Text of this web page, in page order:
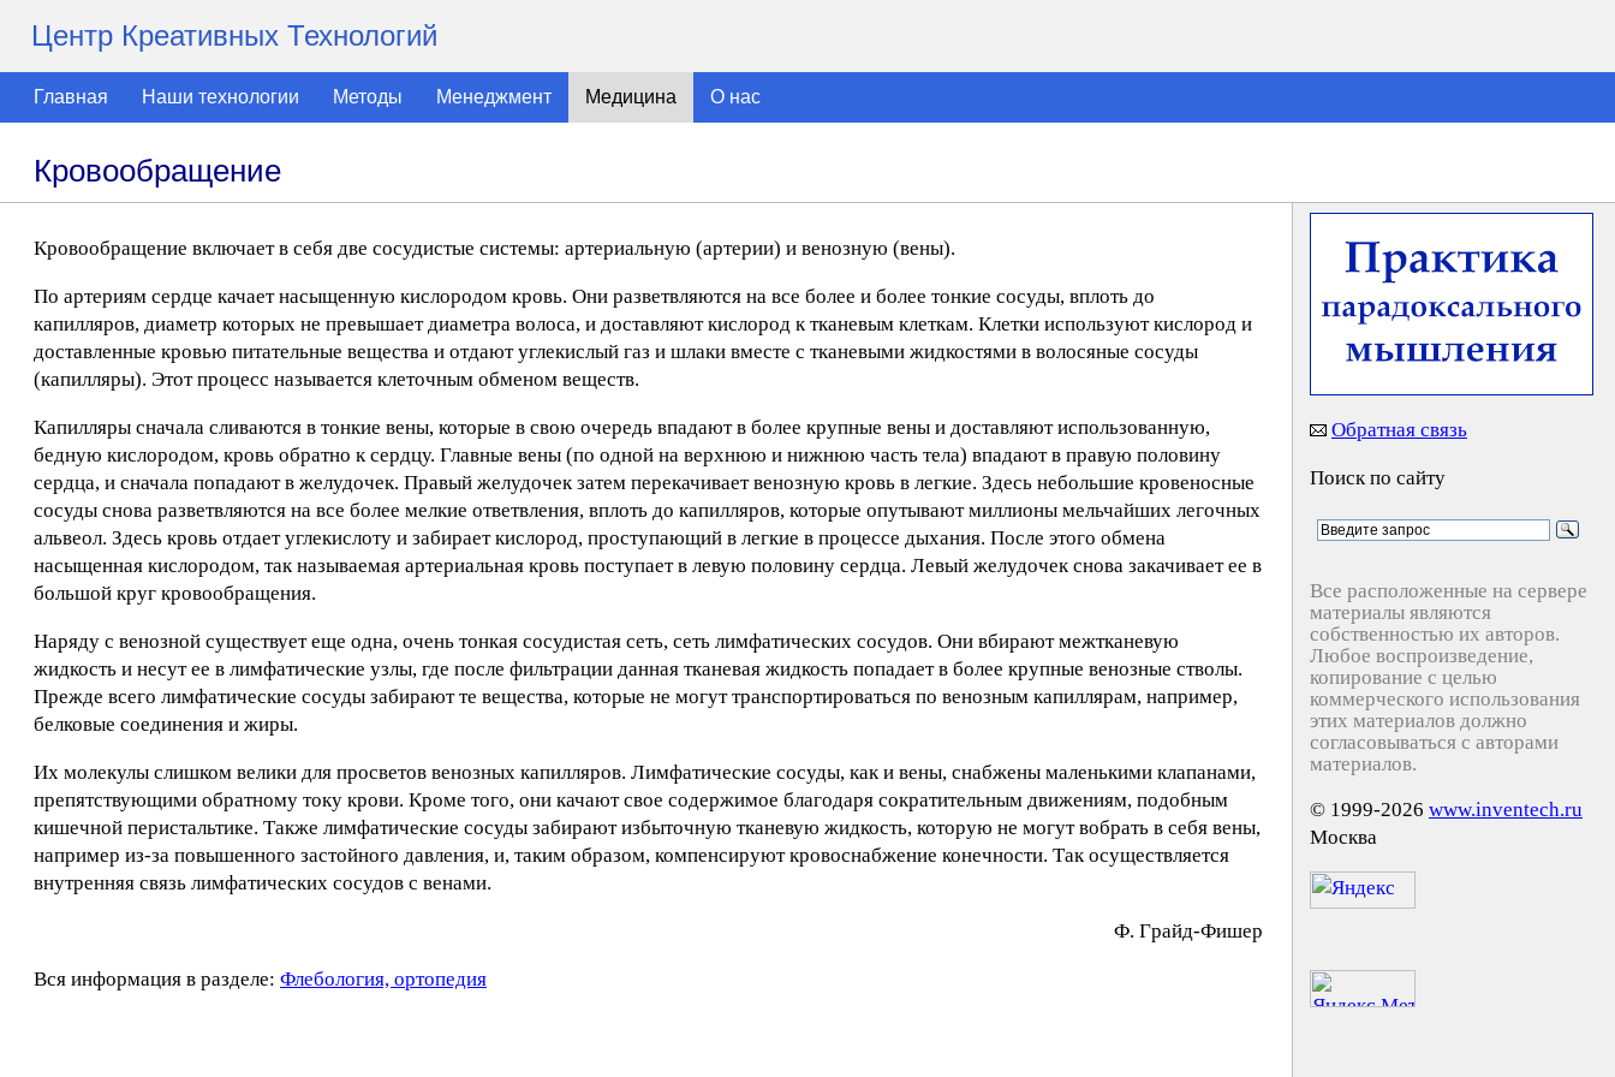
Центр Креативных Технологий
Главная Наши технологии Методы Менеджмент Медицина О нас
Кровообращение
Кровообращение включает в себя две сосудистые системы: артериальную (артерии) и венозную (вены).
По артериям сердце качает насыщенную кислородом кровь. Они разветвляются на все более и более тонкие сосуды, вплоть до
капилляров, диаметр которых не превышает диаметра волоса, и доставляют кислород к тканевым клеткам. Клетки используют кислород и
доставленные кровью питательные вещества и отдают углекислый газ и шлаки вместе с тканевыми жидкостями в волосяные сосуды
(капилляры). Этот процесс называется клеточным обменом веществ.
Капилляры сначала сливаются в тонкие вены, которые в свою очередь впадают в более крупные вены и доставляют использованную,
бедную кислородом, кровь обратно к сердцу. Главные вены (по одной на верхнюю и нижнюю часть тела) впадают в правую половину
сердца, и сначала попадают в желудочек. Правый желудочек затем перекачивает венозную кровь в легкие. Здесь небольшие кровеносные
сосуды снова разветвляются на все более мелкие ответвления, вплоть до капилляров, которые опутывают миллионы мельчайших легочных
альвеол. Здесь кровь отдает углекислоту и забирает кислород, проступающий в легкие в процессе дыхания. После этого обмена
насыщенная кислородом, так называемая артериальная кровь поступает в левую половину сердца. Левый желудочек снова закачивает ее в
большой круг кровообращения.
Наряду с венозной существует еще одна, очень тонкая сосудистая сеть, сеть лимфатических сосудов. Они вбирают межтканевую
жидкость и несут ее в лимфатические узлы, где после фильтрации данная тканевая жидкость попадает в более крупные венозные стволы.
Прежде всего лимфатические сосуды забирают те вещества, которые не могут транспортироваться по венозным капиллярам, например,
белковые соединения и жиры.
Их молекулы слишком велики для просветов венозных капилляров. Лимфатические сосуды, как и вены, снабжены маленькими клапанами,
препятствующими обратному току крови. Кроме того, они качают свое содержимое благодаря сократительным движениям, подобным
кишечной перистальтике. Также лимфатические сосуды забирают избыточную тканевую жидкость, которую не могут вобрать в себя вены,
например из-за повышенного застойного давления, и, таким образом, компенсируют кровоснабжение конечности. Так осуществляется
внутренняя связь лимфатических сосудов с венами.
Ф. Гpaйд-Фишeр
Вся информация в разделе: Флебология, ортопедия
Обратная связь
Поиск по сайту
Все расположенные на сервере
материалы являются
собственностью их авторов.
Любое воспроизведение,
копирование с целью
коммерческого использования
этих материалов должно
согласовываться с авторами
материалов.
© 1999-2026 www.inventech.ru
Москва